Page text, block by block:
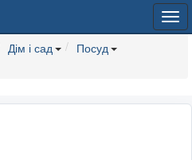
Дім і сад
Посуд